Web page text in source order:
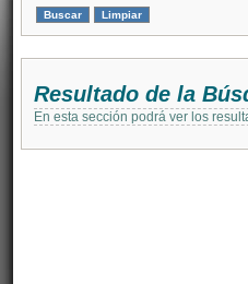
Resultado de la
En esta sección podrá ver los